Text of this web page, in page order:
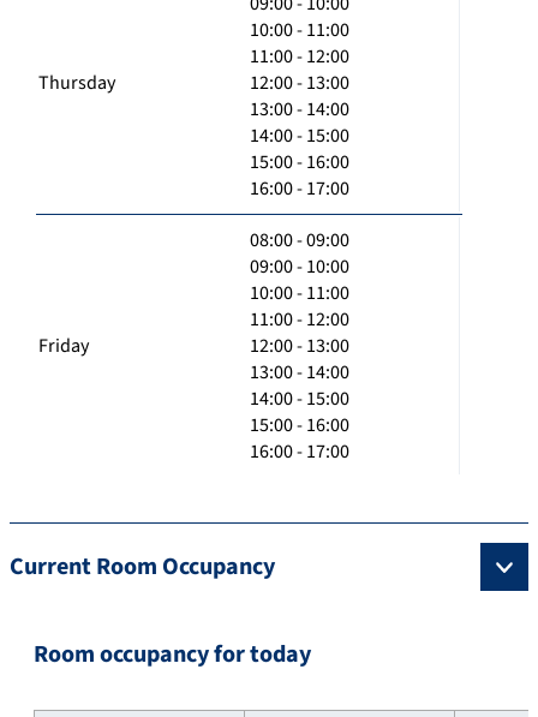
Thursday
10:00 - 11:00
11:00 - 12:00
12:00 - 13:00
13:00 - 14:00
14:00 - 15:00
15:00 - 16:00
16:00 - 17:00
Friday
08:00 - 09:00
09:00 - 10:00
10:00 - 11:00
11:00 - 12:00
12:00 - 13:00
13:00 - 14:00
14:00 - 15:00
15:00 - 16:00
16:00 - 17:00
Current Room Occupancy
Room occupancy for today